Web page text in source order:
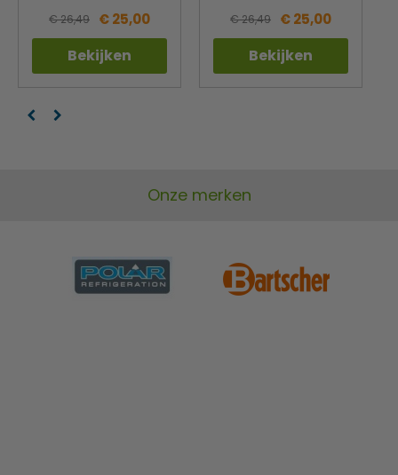
€ 26,49 € 25,00
Bekijken
€ 26,49 € 25,00
Bekijken
Onze merken